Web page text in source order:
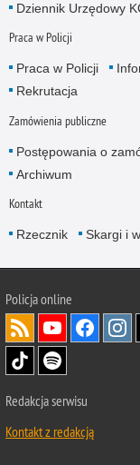
Dziennik Urzędowy
Praca w Policji
Praca w Policji
Rekrutacja
Zamówienia publiczne
Postępowania o
Archiwum
Kontakt
Rzecznik Skargi i
Policjaonline
Redakcja serwisu
Kontakt z redakcją